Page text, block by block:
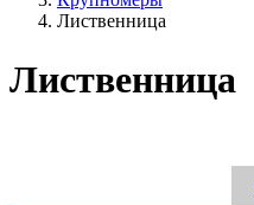
Лиственница
Лиственница